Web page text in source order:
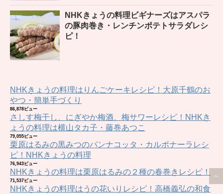
NHKきょうの料理ビギナーズはアスパラ
の豚肉巻き・レンチンポテトサラダレシ
ピ！
NHKきょうの料理はりんごケーキレシピ！大原千鶴のお
やつ・簡単手づくり
86,878ビュー
さしす梅干し、にぎやか梅酒、梅サワーレシピ！NHKき
ょうの料理は横山タカ子・藤巻あつこ
79,055ビュー
栗原はるみの黒みつのパンナコッタ・カルボナーラレシ
ピ！NHKきょうの料理
76,943ビュー
NHKきょうの料理は栗原はるみの２種の春巻きレシピ！
71,537ビュー
NHKきょうの料理はうの花いりレシピ！高橋義弘の和食